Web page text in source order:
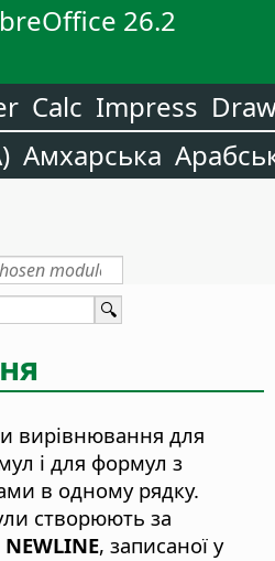
26.2
Calc Impress
Амхарська
вирівнювання для
і для формул з
в одному рядку.
створюють за
NEWLINE, записаної у